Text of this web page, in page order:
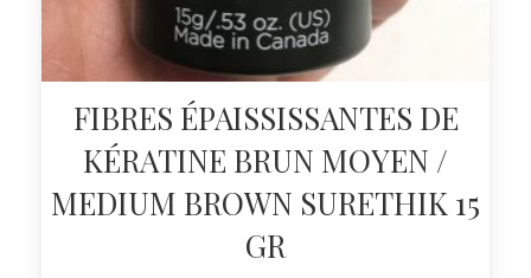
FIBRES ÉPAISSISSANTES DE
KÉRATINE BRUN MOYEN /
MEDIUM BROWN SURETHIK 15
GR